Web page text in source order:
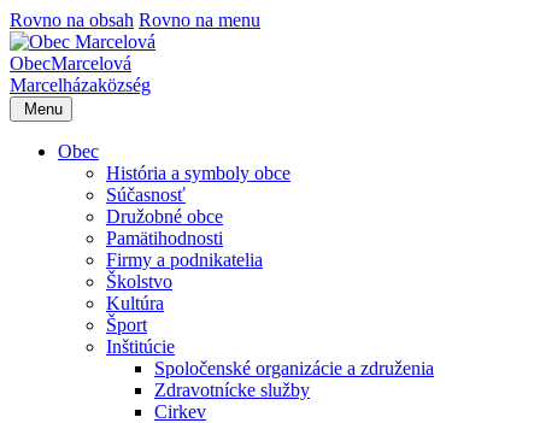
Rovno na obsah Rovno na menu
ObecMarcelová
Marcelházaközség
Menu
Obec
História a symboly obce
Súčasnosť
Družobné obce
Pamätihodnosti
Firmy a podnikatelia
Školstvo
Kultúra
Šport
Inštitúcie
Spoločenské organizácie a združenia
Zdravotnícke služby
Cirkev